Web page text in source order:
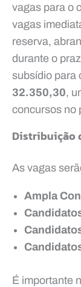
vagas para o
vagas
reserva,
durante o
subsídio para
32.350,30,
concursos no
Distribuição
As vagas
Ampla
É importante